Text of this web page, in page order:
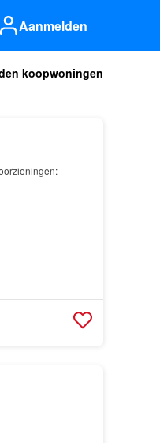
Aanmelden
koopwoningen